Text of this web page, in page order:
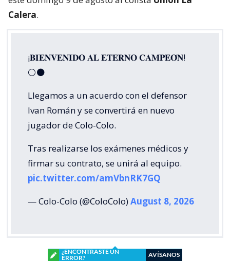
Calera.
¡𝐁𝐈𝐄𝐍𝐕𝐄𝐍𝐈𝐃𝐎 𝐀𝐋 𝐄𝐓𝐄𝐑𝐍𝐎 𝐂𝐀𝐌𝐏𝐄𝐎́𝐍!
⚪⚫
Llegamos a un acuerdo con el defensor
Ivan Román y se convertirá en nuevo
jugador de Colo-Colo.
Tras realizarse los exámenes médicos y
firmar su contrato, se unirá al equipo.
pic.twitter.com/amVbnRK7GQ
— Colo-Colo (@ColoColo)August 8, 2026
¿ENCONTRASTE UN
ERROR?
AVÍSANOS